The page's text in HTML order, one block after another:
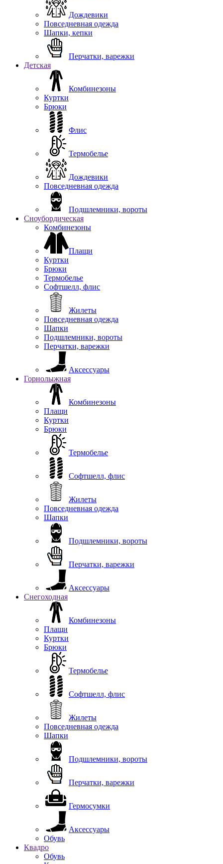
Дождевики
Повседневная одежда
Шапки, кепки
Перчатки, варежки
Детская
Комбинезоны
Куртки
Брюки
Флис
Термобелье
Дождевики
Повседневная одежда
Подшлемники, вороты
Сноубордическая
Комбинезоны
Плащи
Куртки
Брюки
Термобелье
Софтшелл, флис
Жилеты
Повседневная одежда
Шапки
Подшлемники, вороты
Перчатки, варежки
Аксессуары
Горнолыжная
Комбинезоны
Плащи
Куртки
Брюки
Термобелье
Софтшелл, флис
Жилеты
Повседневная одежда
Шапки
Подшлемники, вороты
Перчатки, варежки
Аксессуары
Снегоходная
Комбинезоны
Плащи
Куртки
Брюки
Термобелье
Софтшелл, флис
Жилеты
Повседневная одежда
Шапки
Подшлемники, вороты
Перчатки, варежки
Гермосумки
Аксессуары
Обувь
Квадро
Обувь